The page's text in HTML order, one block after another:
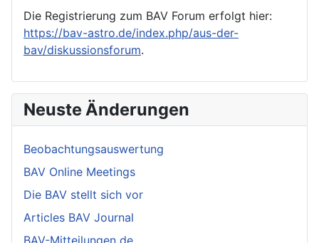
Die Registrierung zum BAV Forum erfolgt hier:
https://bav-astro.de/index.php/aus-der-
bav/diskussionsforum.
Neuste Änderungen
Beobachtungsauswertung
BAV Online Meetings
Die BAV stellt sich vor
Articles BAV Journal
BAV-Mitteilungen de